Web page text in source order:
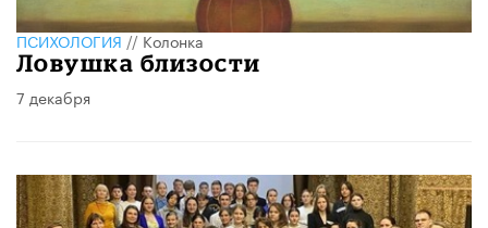
ПСИХОЛОГИЯ//Колонка
Ловушка близости
7 декабря